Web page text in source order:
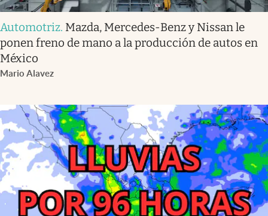
Automotriz. Mazda, Mercedes-Benz y Nissan le
ponen freno de mano a la producción de autos en
México
Mario Alavez